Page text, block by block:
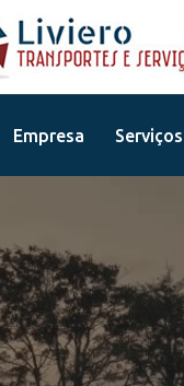
Empresa Serviços